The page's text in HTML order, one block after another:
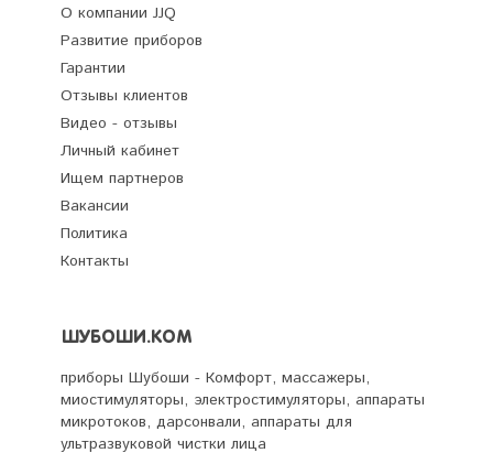
О компании JJQ
Развитие приборов
Гарантии
Отзывы клиентов
Видео - отзывы
Личный кабинет
Ищем партнеров
Вакансии
Политика
Контакты
ШУБОШИ.КОМ
приборы Шубоши - Комфорт, массажеры,
миостимуляторы, электростимуляторы, аппараты
микротоков, дарсонвали, аппараты для
ультразвуковой чистки лица